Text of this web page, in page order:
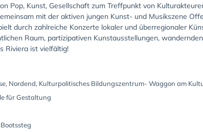
Pop, Kunst, Gesellschaft zum Treffpunkt von
mit der aktiven jungen Kunst- und Musikszene
durch zahlreiche Konzerte lokaler und überregionaler
Raum, partizipativen Kunstausstellungen,
Riviera ist vielfältig!
Nordend, Kulturpolitisches Bildungszentrum- Waggon am
für Gestaltung